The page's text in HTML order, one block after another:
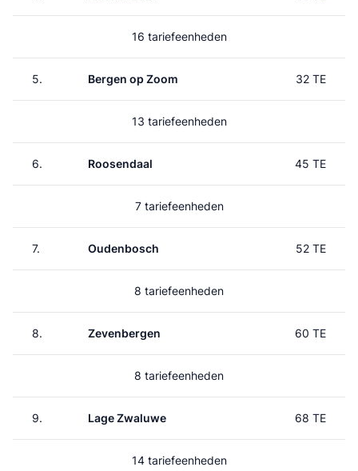
16 tariefeenheden
5. Bergen op Zoom 32 TE
13 tariefeenheden
6. Roosendaal 45 TE
7 tariefeenheden
7. Oudenbosch 52 TE
8 tariefeenheden
8. Zevenbergen 60 TE
8 tariefeenheden
9. Lage Zwaluwe 68 TE
14 tariefeenheden